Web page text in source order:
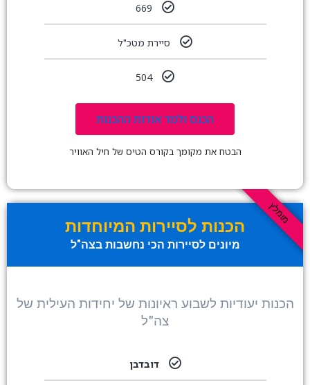
669
סיירת מטכ"ל
504
הכנס ולמד אודות ההכנות
הבטח את מקומך בקורס הטיס של חיל האוויר
מומלץ
הכנות לסיירות המיוחדות
מיונים לסיירות הכי נחשבות בצה"ל
הכנות יעודיות לשבוע ראיונות של יחידות העילית של
צה"ל
דובדבן